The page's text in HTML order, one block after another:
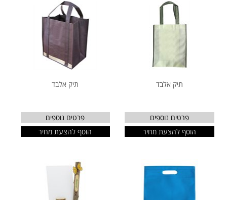
תיק אלבד
פרטים נוספים
הוסף להצעת מחיר
תיק אלבד
פרטים נוספים
הוסף להצעת מחיר